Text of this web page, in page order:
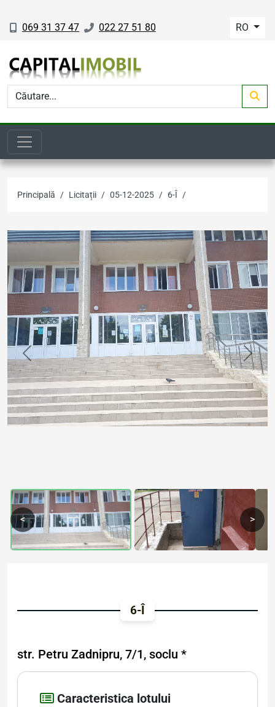
069 31 37 47 022 27 51 80 RO
Principală Licitații 05-12-2025 6-Î
Previous Next
< >
6-Î
str. Petru Zadnipru, 7/1, soclu *
Caracteristica lotului